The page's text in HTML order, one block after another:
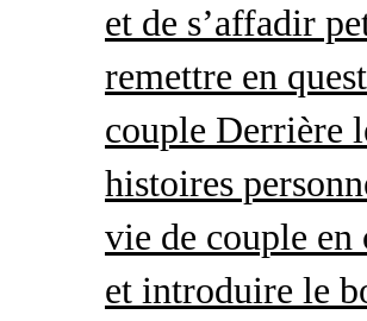
et de s’affadir
remettre en
couple Derrière
histoires
vie de couple en
et introduire le